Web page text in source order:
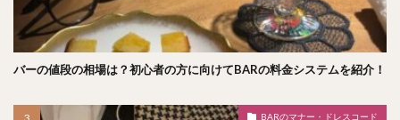
バーの値段の相場は？初心者の方に向けてBARの料金システムを紹介！
BARのマナー・ドレスコード